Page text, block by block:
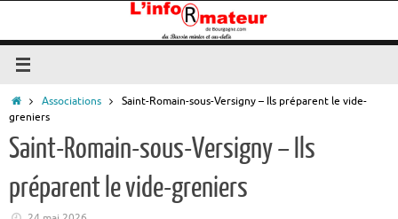
contenu
Accueil
Associations
Saint-Romain-sous-Versigny – Ils préparent le vide-
greniers
Saint-Romain-sous-Versigny – Ils
préparent le vide-greniers